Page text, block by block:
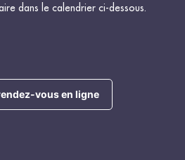
dans le calendrier ci-dessous.
vous en ligne